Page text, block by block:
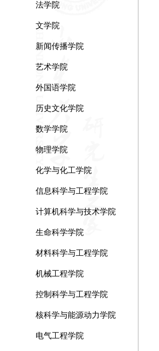
法学院
文学院
新闻传播学院
艺术学院
外国语学院
历史文化学院
数学学院
物理学院
化学与化工学院
信息科学与工程学院
计算机科学与技术学院
生命科学学院
材料科学与工程学院
机械工程学院
控制科学与工程学院
核科学与能源动力学院
电气工程学院